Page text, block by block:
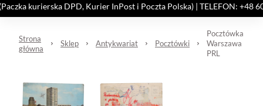
kurierska DPD, Kurier InPost i Poczta Polska) | TELEFON: +48
Strona
główna
Sklep Antykwariat Pocztówki
Pocztówka
Warszawa
PRL